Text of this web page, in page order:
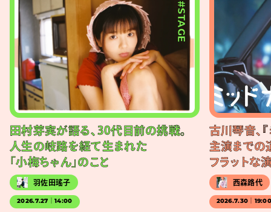
#STAGE
田村芽実が語る、30代目前の挑戦。
人生の岐路を経て生まれた
「小梅ちゃん」のこと
羽佐田瑤子
2026.7.27｜14:00
古川琴音、
主演までの
フラットな
西森路代
2026.7.30｜